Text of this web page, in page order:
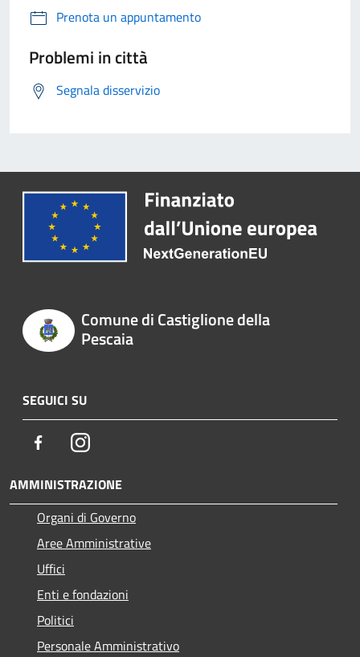
Prenota un appuntamento
Problemi in città
Segnala disservizio
Comune di Castiglione della
Pescaia
SEGUICI SU
FacebookInstagram
AMMINISTRAZIONE
Organi di Governo
Aree Amministrative
Uffici
Enti e fondazioni
Politici
Personale Amministrativo